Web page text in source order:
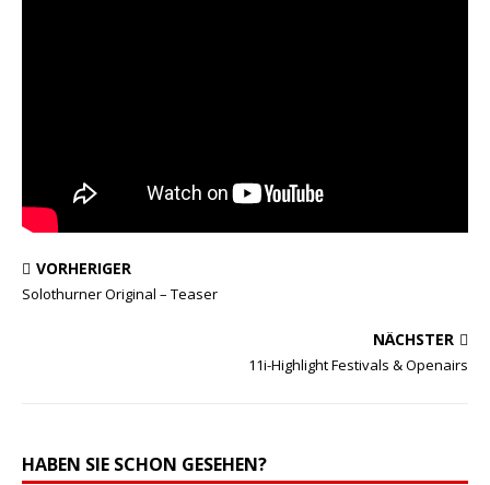
VORHERIGER
Solothurner Original – Teaser
NÄCHSTER
11i-Highlight Festivals & Openairs
HABEN SIE SCHON GESEHEN?